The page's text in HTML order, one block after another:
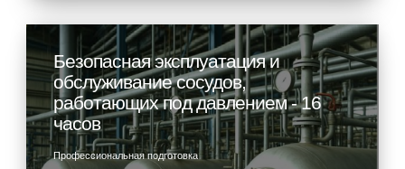
Безопасная эксплуатация и
обслуживание сосудов,
работающих под давлением - 16
часов
Профессиональная подготовка